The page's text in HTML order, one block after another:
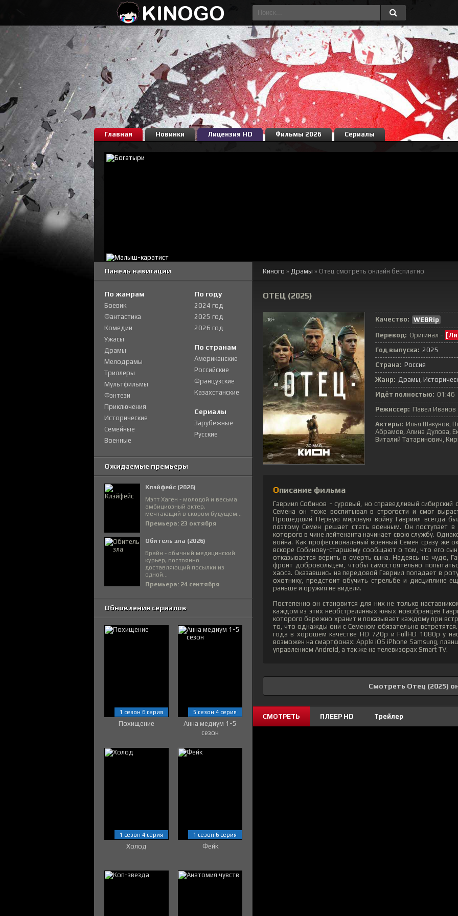
Главная Новинки Лицензия HD Фильмы 2026 Сериалы
Киного » Драмы » Отец смотреть онлайн бесплатно
ОТЕЦ (2025)
Качество: WEBRip
Перевод: Оригинал -
Год выпуска: 2025
Страна: Россия
Жанр: Драмы
Идёт полностью: 01:46
Режиссер: Павел Иванов
Актеры: Илья Шакунов,
Абрамов, Алина Дулова,
Виталий Татаринович,
Описание фильма
Гавриил Собинов - суровый, но справедливый сибирский
Семена он тоже воспитывал в строгости и смог
Прошедший Первую мировую войну Гавриил всегда
поэтому Семен решает стать военным. Он поступает в
которого в чине лейтенанта начинает свою службу.
война. Как профессиональный военный Семен сразу же
вскоре Собинову-старшему сообщают о том, что его
отказывается верить в смерть сына. Надеясь на чудо,
фронт добровольцем, чтобы самостоятельно
хаоса. Оказавшись на передовой Гавриил попадает в
охотнику, предстоит обучить стрельбе и дисциплине
раньше и оружия не видели.
Постепенно он становится для них не только
каждом из этих необстрелянных юных новобранцев
которого бережно хранит и показывает каждому при
то, что однажды они с Семеном обязательно
года в хорошем качестве HD 720p и FullHD 1080p у
возможен на смартфонах: Apple iOS iPhone Samsung,
управлением Android, а так же на телевизорах Smart TV.
Смотреть Отец (2025)
СМОТРЕТЬ ПЛЕЕР HD Трейлер
Панель навигации
По жанрам
Боевик
Фантастика
Комедии
Ужасы
Драмы
Мелодрамы
Триллеры
Мультфильмы
Фэнтези
Приключения
Исторические
Семейные
Военные
По году
2024 год
2025 год
2026 год
По странам
Американские
Российские
Французские
Казахстанские
Сериалы
Зарубежные
Русские
Ожидаемые премьеры
Клэйфейс (2026)
Мэтт Хаген - молодой и весьма
амбициозный актер,
мечтающий в скором будущем...
Премьера: 23 октября
Обитель зла (2026)
Брайн - обычный медицинский
курьер, постоянно
доставляющий посылки из
одной...
Премьера: 24 сентября
Обновления сериалов
Похищение
1 сезон 6 серия
Анна медиум 1-5
сезон
5 сезон 4 серия
Холод
1 сезон 4 серия
Фейк
1 сезон 6 серия